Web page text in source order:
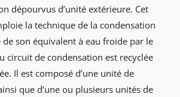
dépourvus d’unité extérieure. Cet
la technique de la condensation
son équivalent à eau froide par le
circuit de condensation est recyclée
Il est composé d’une unité de
que d’une ou plusieurs unités de